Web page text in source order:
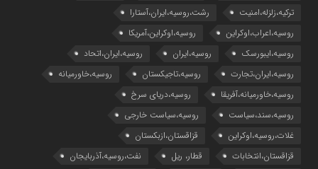
ترکیه،زلزله،امنیت
رشت،روسیه،ایران،آستارا
روسیه،اعراب،اوکراین
روسیه،اوکراین،آمریکا
روسیه،ایبورسک
روسیه،ایران
روسیه،ایران،اتحاد
روسیه،ایران،تجارت
روسیه،تاجیکستان
روسیه،خاورمیانه
روسیه،خاورمیانه،آفریقا
روسیه،دریای سرخ
روسیه،سند،سیاست
روسیه،سیاست خارجی
غلات،روسیه،اوکراین
قزاقستان،ازبکستان
قزاقستان،انتخابات
قطار، ریل
نفت،روسیه،آذربایجان